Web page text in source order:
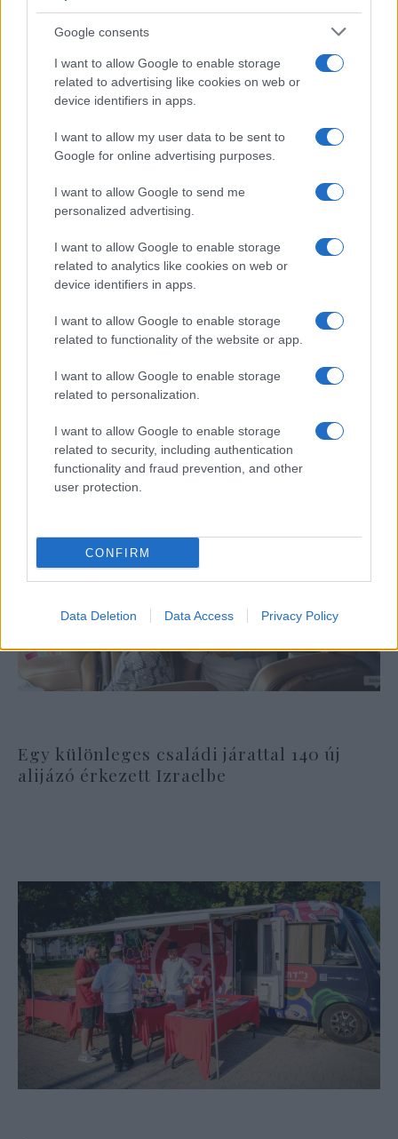
Google consents
I want to allow Google to enable storage
related to advertising like cookies on web or
device identifiers in apps.
I want to allow my user data to be sent to
Google for online advertising purposes.
I want to allow Google to send me
personalized advertising.
I want to allow Google to enable storage
related to analytics like cookies on web or
device identifiers in apps.
I want to allow Google to enable storage
related to functionality of the website or app.
I want to allow Google to enable storage
related to personalization.
I want to allow Google to enable storage
related to security, including authentication
functionality and fraud prevention, and other
user protection.
CONFIRM
Data Deletion Data Access Privacy Policy
Cserháti Tamaráról
Egy különleges családi járattal 140 új
alijázó érkezett Izraelbe